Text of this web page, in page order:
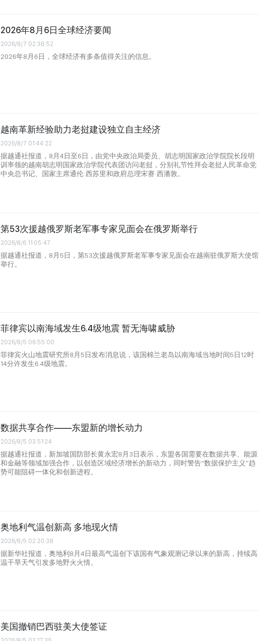
2026年8月6日全球经济要闻
2026/8/7 02:38:52
2026年8月6日，全球经济有多条值得关注的信息。
越南革新经验助力老挝建设独立自主经济
2026/8/7 01:44:22
据越通社报道，8月4日至6日，由党中央政治局委员、胡志明国家政治学院院长段明
训率领的越南胡志明国家政治学院代表团访问老挝，分别礼节性拜会老挝人民革命党
中央总书记、国家主席通伦·西苏里和政府总理宋赛·西潘敦。
第53次援越俄罗斯老军事专家见面会在俄罗斯举行
2026/8/6 11:05:47
据越通社报道，8月5日，第53次援越俄罗斯老军事专家见面会在越南驻俄罗斯大使馆
举行。
菲律宾以南海域发生6.4级地震 暂无海啸威胁
2026/8/5 06:55:00
菲律宾火山地震研究所8月5日发布消息说，该国棉兰老岛以南海域当地时间5日12时
14分许发生6.4级地震。
数据共享合作——东盟新的增长动力
2026/8/5 03:51:24
据越通社报道，新加坡国防部长黄永宏8月3日表示，东盟各国需要在数据共享、能源
和金融等领域加强合作，以创造区域经济增长的新动力，同时警告“数据保护主义”趋
势可能阻碍一体化和创新进程。
奥地利气温创新高 多地现火情
2026/8/5 02:20:38
据新华社报道，奥地利8月4日最高气温创下该国有气象观测记录以来的新高，持续高
温干旱天气引发多地野火火情。
美国撤销巴西驻美大使签证